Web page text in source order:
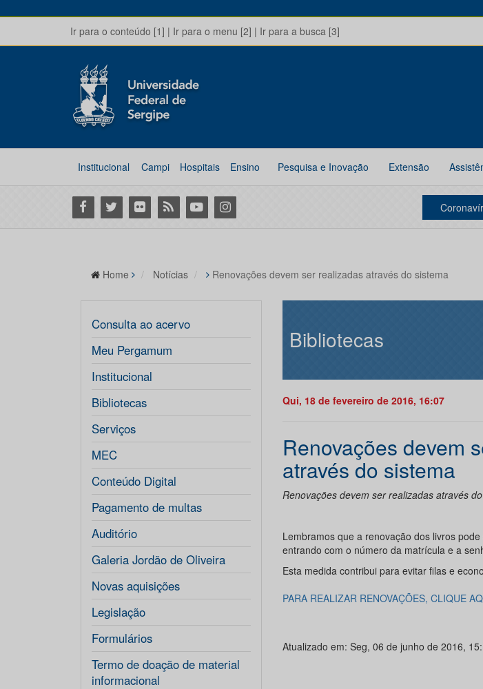
Ir para o conteúdo [1] | Ir para o menu [2] | Ir para a busca [3]
Institucional Campi Hospitais Ensino Pesquisa e Inovação Extensão
Facebook
Twitter Flickr RSS YoutubeInstagram
Home Notícias Renovações devem ser realizadas através do sistema
Consulta ao acervo
Meu Pergamum
Institucional
Bibliotecas
Serviços
MEC
Conteúdo Digital
Pagamento de multas
Auditório
Galeria Jordão de Oliveira
Novas aquisições
Legislação
Formulários
Termo de doação de material
informacional
Bibliotecas
Qui, 18 de fevereiro de 2016, 16:07
Renovações devem
através do sistema
Renovações devem ser realizadas através
Lembramos que a renovação dos livros
entrando com o número da matrícula e a
Esta medida contribui para evitar filas e
PARA REALIZAR RENOVAÇÕES, CLIQUE
Atualizado em: Seg, 06 de junho de 2016,